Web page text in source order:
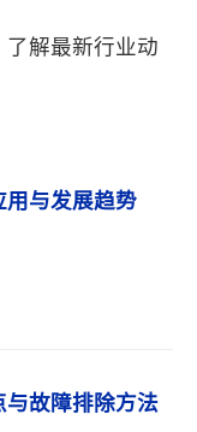
解最新行业动
用与发展趋势
故障排除方法